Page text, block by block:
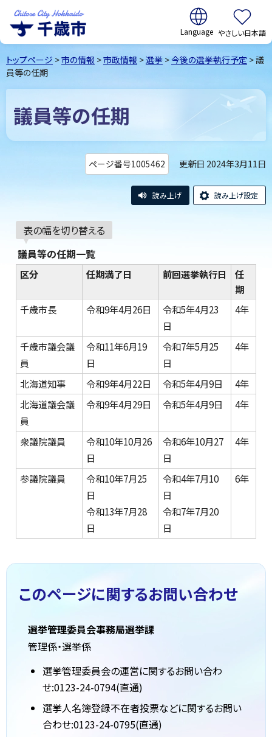
千歳市Chitose
City Hokkaido
翻訳:
やさしい日本語
トップページ >市の情報 >市政情報 >選挙 >今後の選挙執行予定 > 議
員等の任期
議員等の任期
ページ番号1005462 更新日 2024年3月11日
読み上げ 読み上げ設定
表の幅を切り替える
議員等の任期一覧
区分 任期満了日 前回選挙執行日
任
期
千歳市長
令和9年4月26日
令和5年4月23
日
4年
千歳市議会議
員
令和11年6月19
日
令和7年5月25
日
4年
北海道知事 令和9年4月22日 令和5年4月9日
4年
北海道議会議
員
令和9年4月29日 令和5年4月9日 4年
衆議院議員
令和10年10月26
日
令和6年10月27
日
4年
参議院議員
令和10年7月25
日
令和13年7月28
日
令和4年7月10
日
令和7年7月20
日
6年
このページに関するお問い合わせ
選挙管理委員会事務局選挙課
管理係・選挙係
選挙管理委員会の運営に関するお問い合わ
せ:0123-24-0794(直通)
選挙人名簿登録不在者投票などに関するお問い
合わせ:0123-24-0795(直通)